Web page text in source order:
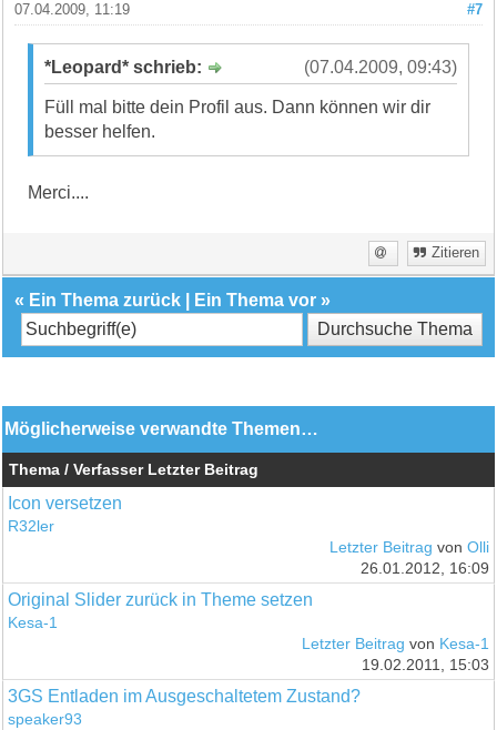
#7
07.04.2009, 11:19
(07.04.2009, 09:43)
*Leopard* schrieb:
Füll mal bitte dein Profil aus. Dann können wir dir
besser helfen.
Merci....
Zitieren
« Ein Thema zurück Ein Thema vor »
Möglicherweise verwandte Themen…
Thema / Verfasser Letzter Beitrag
Icon versetzen
R32ler
Letzter Beitrag von Olli
26.01.2012, 16:09
Original Slider zurück in Theme setzen
Kesa-1
Letzter Beitrag von Kesa-1
19.02.2011, 15:03
3GS Entladen im Ausgeschaltetem Zustand?
speaker93